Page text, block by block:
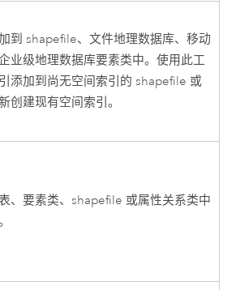
到 shapefile、文件地理数据库、移动
业级地理数据库要素类中。使用此工
添加到尚无空间索引的 shapefile 或
创建现有空间索引。
、要素类、shapefile 或属性关系类中